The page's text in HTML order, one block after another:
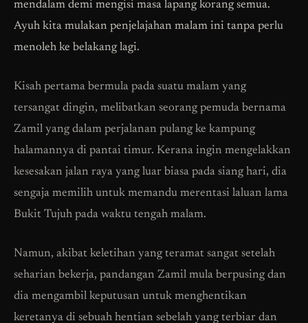
mendalam demi mengisi masa lapang korang semua.
Ayuh kita mulakan penjelajahan malam ini tanpa perlu
menoleh ke belakang lagi.
Kisah pertama bermula pada suatu malam yang
tersangat dingin, melibatkan seorang pemuda bernama
Zamil yang dalam perjalanan pulang ke kampung
halamannya di pantai timur. Kerana ingin mengelakkan
kesesakan jalan raya yang luar biasa pada siang hari, dia
sengaja memilih untuk memandu merentasi laluan lama
Bukit Tujuh pada waktu tengah malam.
Namun, akibat keletihan yang teramat sangat setelah
seharian bekerja, pandangan Zamil mula berpusing dan
dia mengambil keputusan untuk menghentikan
keretanya di sebuah hentian sebelah yang terbiar dan